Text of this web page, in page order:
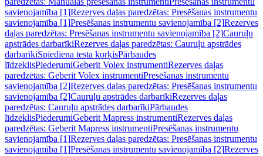
savienojamība [1]Rezerves daļas paredzētas: Presēšanas instrumentu
savienojamība [1]Presēšanas instrumentu savienojamība [2]Rezerves
daļas paredzētas: Presēšanas instrumentu savienojamība [2]Cauruļu
apstrādes darbarīkiRezerves daļas paredzētas: Cauruļu apstrādes
darbarīkiSpiediena testa korķisPārbaudes
līdzeklisPiederumiGeberit Volex instrumentiRezerves daļas
paredzētas: Geberit Volex instrumentiPresēšanas instrumentu
savienojamība [2]Rezerves daļas paredzētas: Presēšanas instrumentu
savienojamība [2]Cauruļu apstrādes darbarīkiRezerves daļas
paredzētas: Cauruļu apstrādes darbarīkiPārbaudes
līdzeklisPiederumiGeberit Mapress instrumentiRezerves daļas
paredzētas: Geberit Mapress instrumentiPresēšanas instrumentu
savienojamība [1]Rezerves daļas paredzētas: Presēšanas instrumentu
savienojamība [1]Presēšanas instrumentu savienojamība [2]Rezerves